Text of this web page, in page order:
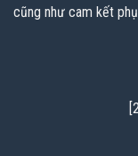
cũng như cam kết